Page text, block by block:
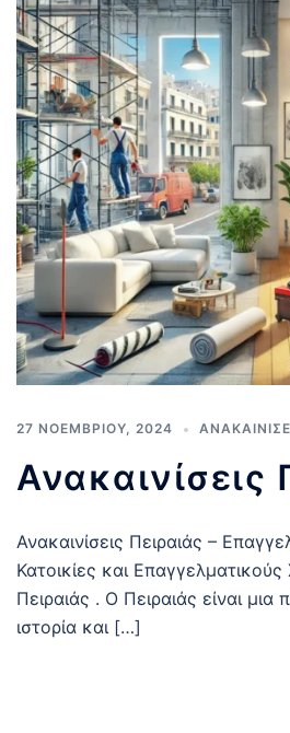
27 ΝΟΕΜΒΡΊΟΥ, 2024
Ανακαινίσεις
Ανακαινίσεις Πειραιάς –
Κατοικίες και
Πειραιάς . Ο Πειραιάς είναι μια
ιστορία και […]